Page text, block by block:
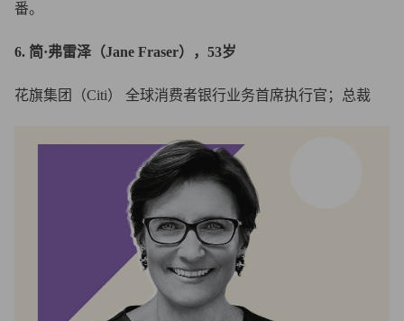
番。
6. 简·弗雷泽（Jane Fraser），53岁
花旗集团（Citi） 全球消费者银行业务首席执行官；总裁